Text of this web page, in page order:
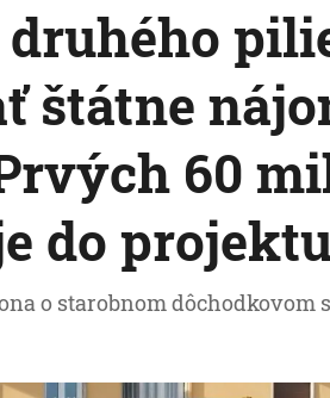
druhého
štátne
60
do
o starobnom dôchodkovom